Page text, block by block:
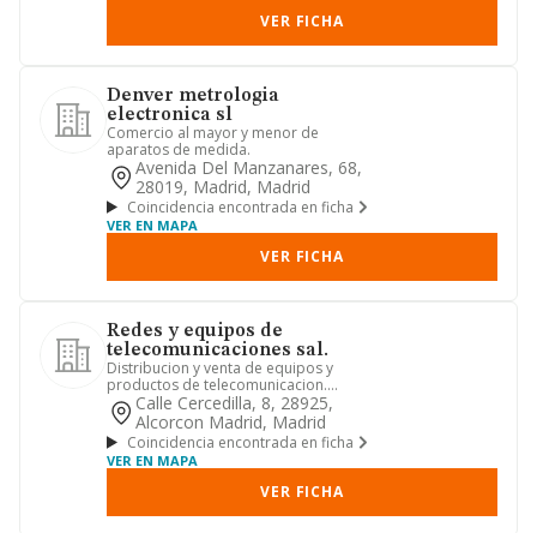
VER FICHA
Denver metrologia
electronica sl
Comercio al mayor y menor de
aparatos de medida.
Avenida Del Manzanares, 68,
28019, Madrid, Madrid
Coincidencia encontrada en ficha
VER EN MAPA
VER FICHA
Redes y equipos de
telecomunicaciones sal.
Distribucion y venta de equipos y
productos de telecomunicacion.
fabricación y comercialización de ...
Calle Cercedilla, 8, 28925,
Alcorcon Madrid, Madrid
Coincidencia encontrada en ficha
VER EN MAPA
VER FICHA